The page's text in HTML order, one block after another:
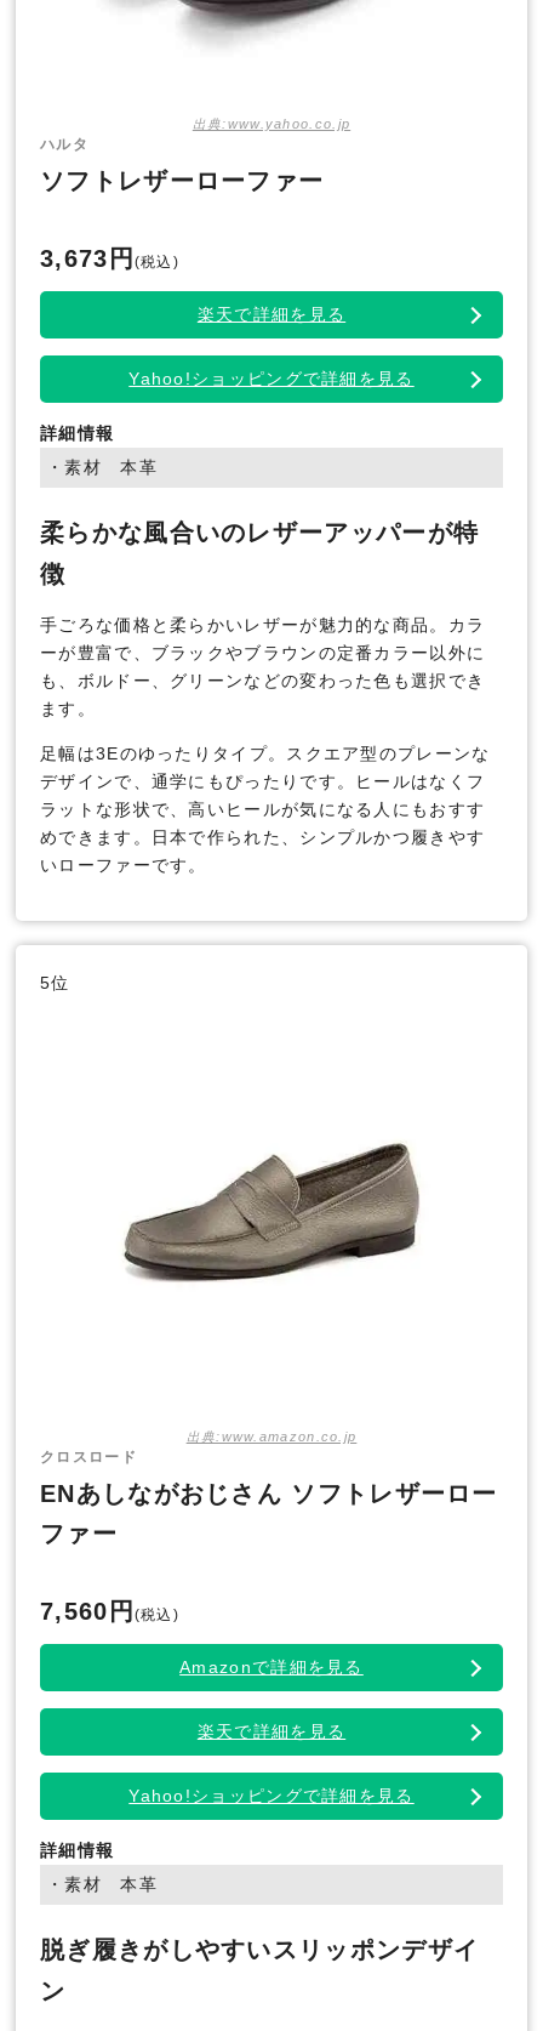
出典:www.yahoo.co.jp
ハルタ
ソフトレザーローファー
3,673円 (税込)
楽天で詳細を見る
Yahoo!ショッピングで詳細を見る
詳細情報
・素材 本革
柔らかな風合いのレザーアッパーが特
徴
手ごろな価格と柔らかいレザーが魅力的な商品。カラ
ーが豊富で、ブラックやブラウンの定番カラー以外に
も、ボルドー、グリーンなどの変わった色も選択でき
ます。
足幅は3Eのゆったりタイプ。スクエア型のプレーンな
デザインで、通学にもぴったりです。ヒールはなくフ
ラットな形状で、高いヒールが気になる人にもおすす
めできます。日本で作られた、シンプルかつ履きやす
いローファーです。
5位
出典:www.amazon.co.jp
クロスロード
ENあしながおじさん ソフトレザーロー
ファー
7,560円 (税込)
Amazonで詳細を見る
楽天で詳細を見る
Yahoo!ショッピングで詳細を見る
詳細情報
・素材 本革
脱ぎ履きがしやすいスリッポンデザイ
ン